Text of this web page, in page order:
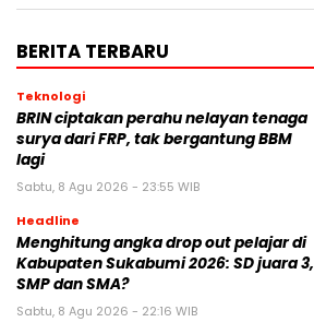
BERITA TERBARU
Teknologi
BRIN ciptakan perahu nelayan tenaga
surya dari FRP, tak bergantung BBM
lagi
Sabtu, 8 Agu 2026 - 23:55 WIB
Headline
Menghitung angka drop out pelajar di
Kabupaten Sukabumi 2026: SD juara 3,
SMP dan SMA?
Sabtu, 8 Agu 2026 - 22:16 WIB